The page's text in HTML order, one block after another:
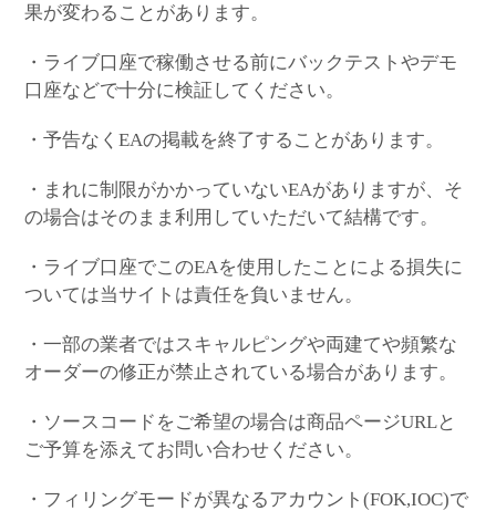
果が変わることがあります。
・ライブ口座で稼働させる前にバックテストやデモ
口座などで十分に検証してください。
・予告なくEAの掲載を終了することがあります。
・まれに制限がかかっていないEAがありますが、そ
の場合はそのまま利用していただいて結構です。
・ライブ口座でこのEAを使用したことによる損失に
ついては当サイトは責任を負いません。
・一部の業者ではスキャルピングや両建てや頻繁な
オーダーの修正が禁止されている場合があります。
・ソースコードをご希望の場合は商品ページURLと
ご予算を添えてお問い合わせください。
・フィリングモードが異なるアカウント(FOK,IOC)で